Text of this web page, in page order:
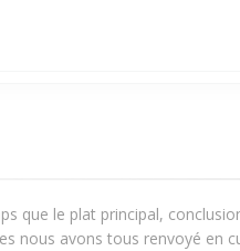
que le plat principal,
nous avons tous renvoyé en